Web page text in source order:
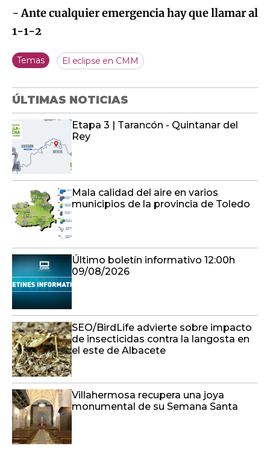
-Ante cualquier emergencia hay que llamar al
1-1-2
Temas El eclipse en CMM
ÚLTIMAS NOTICIAS
Etapa 3 | Tarancón - Quintanar del
Rey
Mala calidad del aire en varios
municipios de la provincia de Toledo
Último boletín informativo 12:00h
09/08/2026
SEO/BirdLife advierte sobre impacto
de insecticidas contra la langosta en
el este de Albacete
Villahermosa recupera una joya
monumental de su Semana Santa